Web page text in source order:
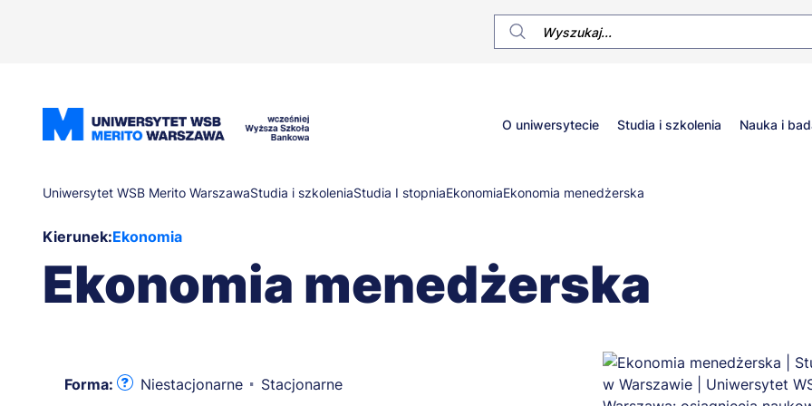
Główne
menu
O uniwersytecie Studia i szkolenia Nauka i
Ścieżka
nawigacyjna
Uniwersytet WSB Merito WarszawaStudia i szkoleniaStudia I stopniaEkonomiaEkonomia menedżerska
Kierunek:Ekonomia
Ekonomia menedżerska
Forma: Niestacjonarne Stacjonarne